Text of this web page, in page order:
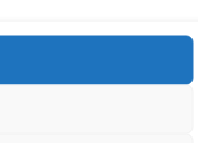
di posta elettronica
sezione “Contatti” e
sito comporta la